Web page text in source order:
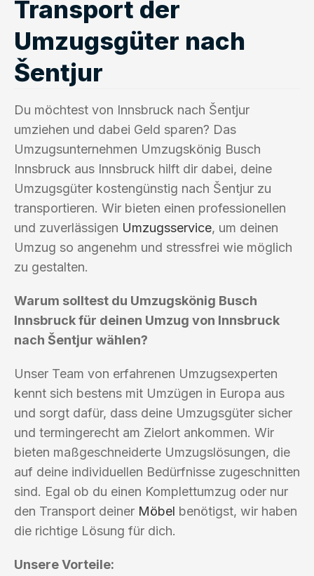
Transport der
Umzugsgüter nach
Šentjur
Du möchtest von Innsbruck nach Šentjur
umziehen und dabei Geld sparen? Das
Umzugsunternehmen Umzugskönig Busch
Innsbruck aus Innsbruck hilft dir dabei, deine
Umzugsgüter kostengünstig nach Šentjur zu
transportieren. Wir bieten einen professionellen
und zuverlässigen Umzugsservice, um deinen
Umzug so angenehm und stressfrei wie möglich
zu gestalten.
Warum solltest du Umzugskönig Busch
Innsbruck für deinen Umzug von Innsbruck
nach Šentjur wählen?
Unser Team von erfahrenen Umzugsexperten
kennt sich bestens mit Umzügen in Europa aus
und sorgt dafür, dass deine Umzugsgüter sicher
und termingerecht am Zielort ankommen. Wir
bieten maßgeschneiderte Umzugslösungen, die
auf deine individuellen Bedürfnisse zugeschnitten
sind. Egal ob du einen Komplettumzug oder nur
den Transport deiner Möbel benötigst, wir haben
die richtige Lösung für dich.
Unsere Vorteile: